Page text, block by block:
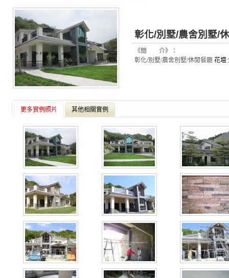
彰化/別墅/農舍別墅/
《簡 介》：
彰化/別墅/農舍別墅/休閒餐廳 花壇
更多實例照片 其他相關實例